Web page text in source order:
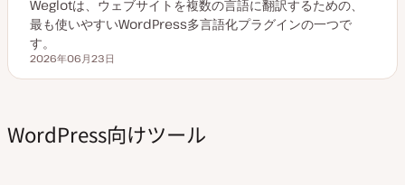
Weglotは、ウェブサイトを複数の言語に翻訳するための、
最も使いやすいWordPress多言語化プラグインの一つで
す。
更新日
2026年06月23日
WordPress向けツール